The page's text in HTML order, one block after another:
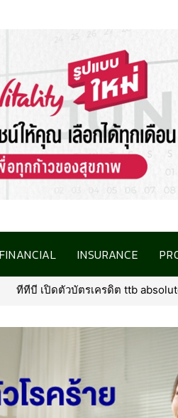
FINANCIAL INSURANCE
มใหม่ ภายใต้คอนเซ็ปต์ “North